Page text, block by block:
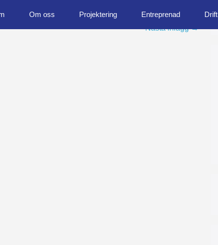
Om oss Projektering Entreprenad Drift
Nästa inlägg →